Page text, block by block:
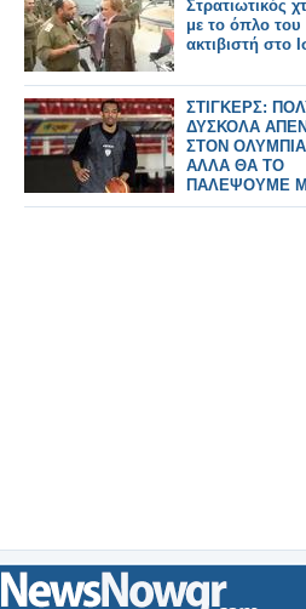
Στρατιωτικός
με το όπλο του
ακτιβιστή στο
ΣΤΙΓΚΕΡΣ:
ΔΥΣΚΟΛΑ
ΣΤΟΝ
ΑΛΛΑ ΘΑ ΤΟ
ΠΑΛΕΨΟΥΜΕ
ΚΑΡΔΙΑ